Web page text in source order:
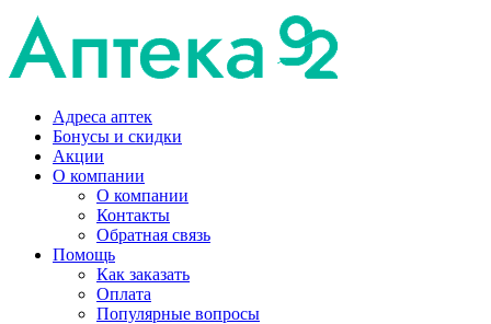
Адреса аптек
Бонусы и скидки
Акции
О компании
О компании
Контакты
Обратная связь
Помощь
Как заказать
Оплата
Популярные вопросы